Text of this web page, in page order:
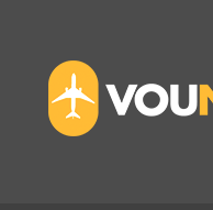
content